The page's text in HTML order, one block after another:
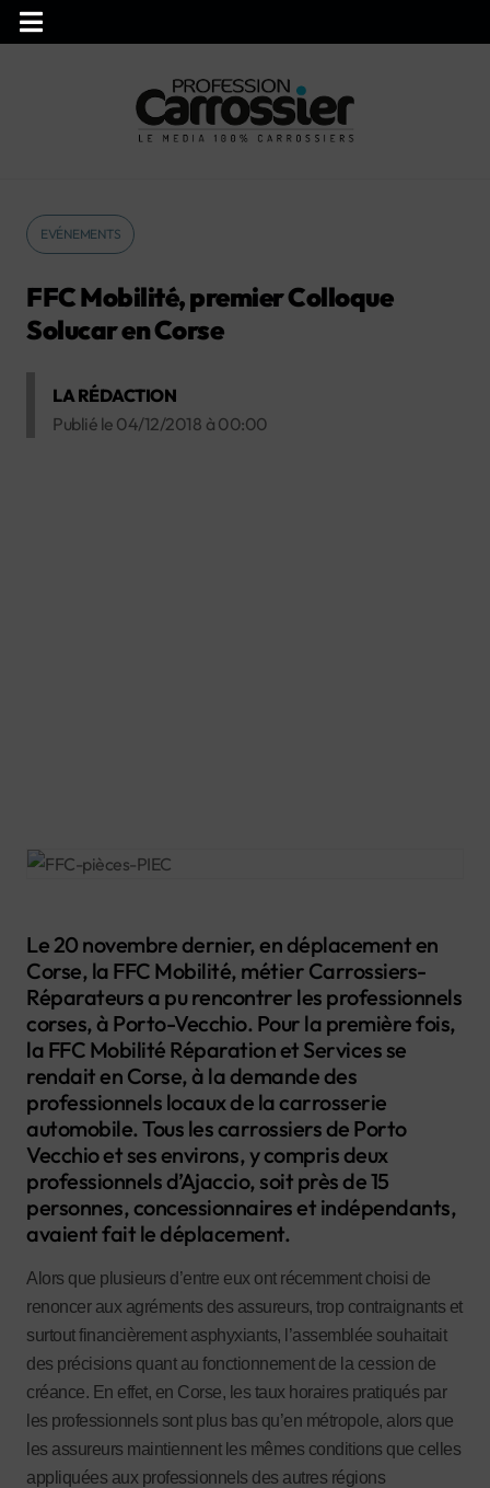
EVÉNEMENTS
FFC Mobilité, premier Colloque
Solucar en Corse
LA RÉDACTION
Publié le 04/12/2018 à 00:00
Le 20 novembre dernier, en déplacement en
Corse, la FFC Mobilité, métier Carrossiers-
Réparateurs a pu rencontrer les professionnels
corses, à Porto-Vecchio. Pour la première fois,
la FFC Mobilité Réparation et Services se
rendait en Corse, à la demande des
professionnels locaux de la carrosserie
automobile. Tous les carrossiers de Porto
Vecchio et ses environs, y compris deux
professionnels d’Ajaccio, soit près de 15
personnes, concessionnaires et indépendants,
avaient fait le déplacement.
Alors que plusieurs d’entre eux ont récemment choisi de
renoncer aux agréments des assureurs, trop contraignants et
surtout financièrement asphyxiants, l’assemblée souhaitait
des précisions quant au fonctionnement de la cession de
créance. En effet, en Corse, les taux horaires pratiqués par
les professionnels sont plus bas qu’en métropole, alors que
les assureurs maintiennent les mêmes conditions que celles
appliquées aux professionnels des autres régions